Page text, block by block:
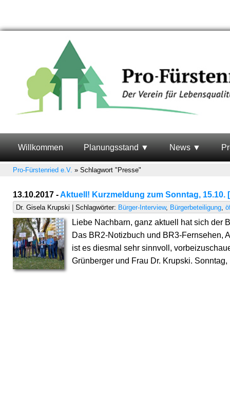
Willkommen Planungsstand News
Pro-Fürstenried e.V. » Schlagwort "Presse"
13.10.2017 -Aktuell! Kurzmeldung zum Sonntag, 15.10.
Dr. Gisela Krupski | Schlagwörter: Bürger-Interview, Bürgerbeteiligung ,
Liebe Nachbarn, ganz aktuell hat sich der
Das BR2-Notizbuch und BR3-Fernsehen,
ist es diesmal sehr sinnvoll,
Grünberger und Frau Dr. Krupski.